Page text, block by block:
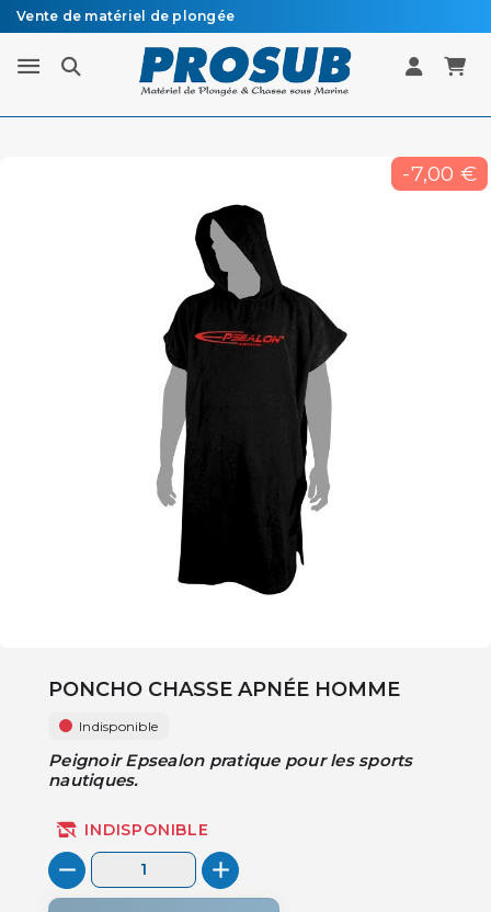
Vente de matériel de plongée
Livraison sous 48h à 72h en colissimo recommandé
-7,00 €
PONCHO CHASSE APNÉE HOMME
Indisponible
Peignoir Epsealon pratique pour les sports
nautiques.
INDISPONIBLE